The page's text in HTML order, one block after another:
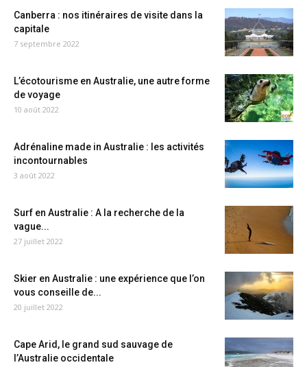
Canberra : nos itinéraires de visite dans la
capitale
7 septembre 2022
L’écotourisme en Australie, une autre forme
de voyage
10 août 2022
Adrénaline made in Australie : les activités
incontournables
3 août 2022
Surf en Australie : A la recherche de la
vague...
27 juillet 2022
Skier en Australie : une expérience que l’on
vous conseille de...
20 juillet 2022
Cape Arid, le grand sud sauvage de
l’Australie occidentale